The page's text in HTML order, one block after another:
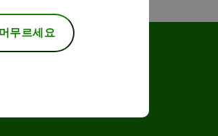
무르세요